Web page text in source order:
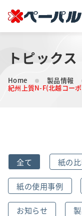
HOME
初めての方へ
会社案内
事業内容
トピックス
Home 製品情報
紀州上質N-F(北越コー
全て 紙の
紙の使用事例
お知らせ